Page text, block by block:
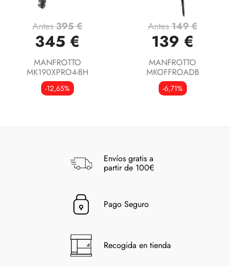
Antes395 €
345 €
MANFROTTO
MK190XPRO4-BH
-12,65%
Antes149 €
139 €
MANFROTTO
MKOFFROADB
-6,71%
Envíos gratis a
partir de 100€
Pago Seguro
Recogida en tienda